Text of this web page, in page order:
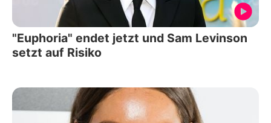
"Euphoria" endet jetzt und Sam Levinson
setzt auf Risiko